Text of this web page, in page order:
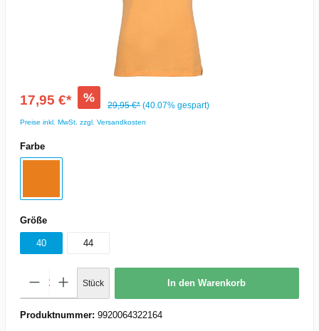
17,95 €* %
29,95 €* (40.07% gespart)
Preise inkl. MwSt. zzgl. Versandkosten
Farbe
Größe
40 44
Stück In den Warenkorb
Produktnummer: 9920064322164